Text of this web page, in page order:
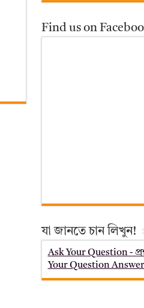
Find us on
যা জানতে চান লিখুন!
Ask Your Question -
Your Question Answer